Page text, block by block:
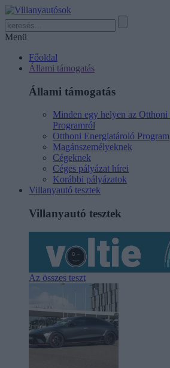
Menü
Főoldal
Állami támogatás
Állami támogatás
Minden egy helyen az Otthoni
Programról
Otthoni Energiatároló Program
Magánszemélyeknek
Cégeknek
Céges pályázat hírei
Korábbi pályázatok
Villanyautó tesztek
Villanyautó tesztek
Az összes teszt